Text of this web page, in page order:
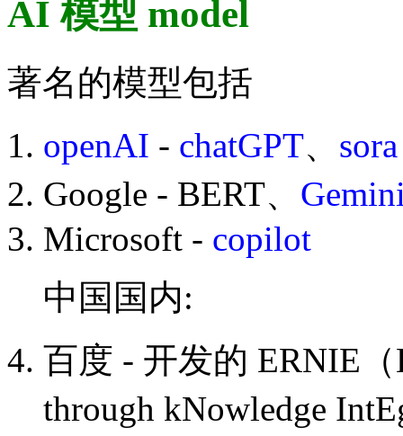
AI 模型 model
著名的模型包括
openAI - chatGPT、 sora
Google - BERT、
Microsoft - copilot
中国国内:
百度 - 开发的 ERNIE（
through kNowledge